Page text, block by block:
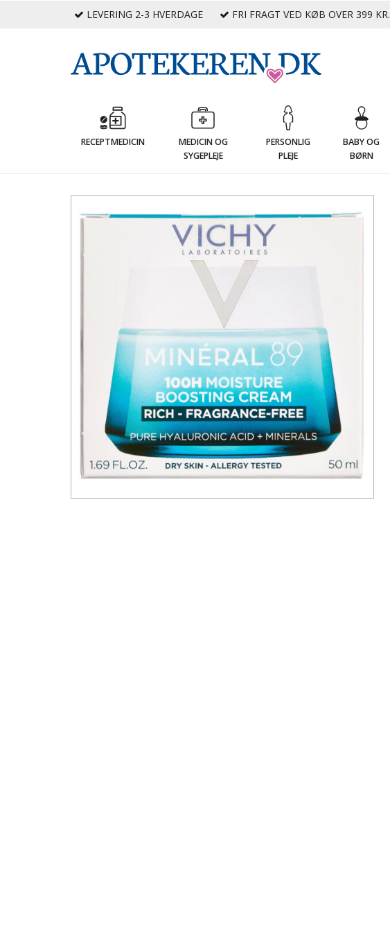
LEVERING 2-3 HVERDAGE FRI FRAGT VED KØB OVER 399 KR.
RECEPTMEDICIN
MEDICIN OG
SYGEPLEJE
PERSONLIG
PLEJE
BABY OG
BØRN